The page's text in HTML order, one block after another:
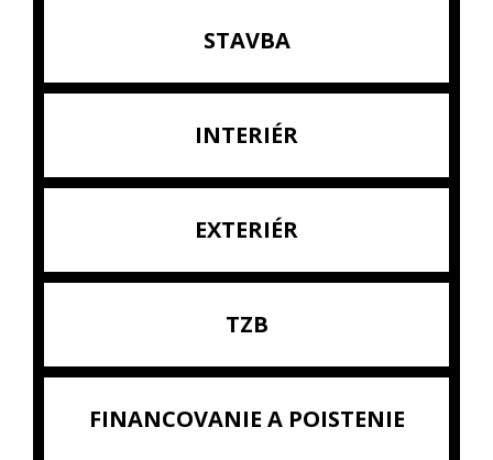
STAVBA
INTERIÉR
EXTERIÉR
TZB
FINANCOVANIE A POISTENIE